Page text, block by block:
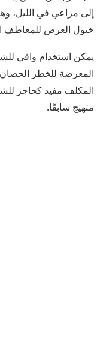
إلى مراعي في الليل،
خيول العرض للمعاطف
يمكن استخدام واقي
المعرضة للخطر
المكلف مفيد كحاجز
متهيج سابقًا.